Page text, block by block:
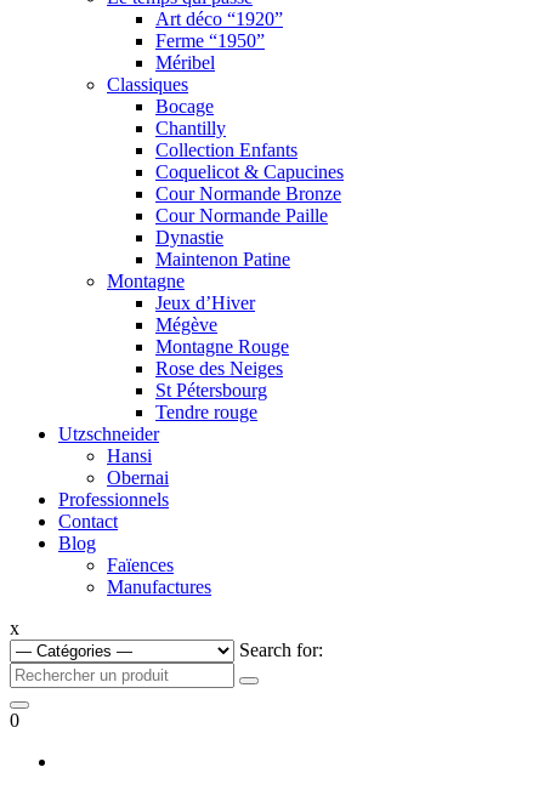
Art déco “1920”
Ferme “1950”
Méribel
Classiques
Bocage
Chantilly
Collection Enfants
Coquelicot & Capucines
Cour Normande Bronze
Cour Normande Paille
Dynastie
Maintenon Patine
Montagne
Jeux d’Hiver
Mégève
Montagne Rouge
Rose des Neiges
St Pétersbourg
Tendre rouge
Utzschneider
Hansi
Obernai
Professionnels
Contact
Blog
Faïences
Manufactures
x
Search for:
0